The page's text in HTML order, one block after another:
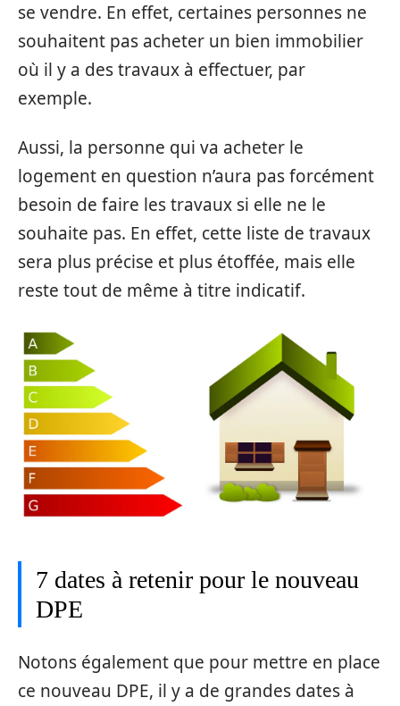
se vendre. En effet, certaines personnes ne
souhaitent pas acheter un bien immobilier
où il y a des travaux à effectuer, par
exemple.
Aussi, la personne qui va acheter le
logement en question n’aura pas forcément
besoin de faire les travaux si elle ne le
souhaite pas. En effet, cette liste de travaux
sera plus précise et plus étoffée, mais elle
reste tout de même à titre indicatif.
7 dates à retenir pour le nouveau
DPE
Notons également que pour mettre en place
ce nouveau DPE, il y a de grandes dates à